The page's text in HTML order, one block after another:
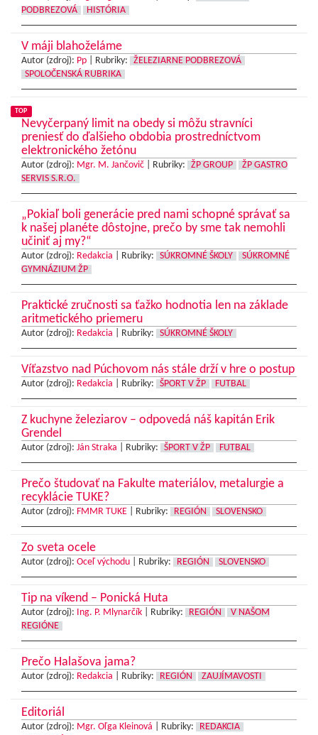
PODBREZOVÁ
HISTÓRIA
V máji blahoželáme
Autor (zdroj): Pp Rubriky:
ŽELEZIARNE PODBREZOVÁ
SPOLOČENSKÁ RUBRIKA
TOP
Nevyčerpaný limit na obedy si môžu stravníci
preniesť do ďalšieho obdobia prostredníctvom
elektronického žetónu
Autor (zdroj): Mgr. M. Jančovič Rubriky: ŽP GROUP
ŽP GASTRO
SERVIS S.R.O.
„Pokiaľ boli generácie pred nami schopné správať sa
k našej planéte dôstojne, prečo by sme tak nemohli
učiniť aj my?“
Autor (zdroj): Redakcia Rubriky: SÚKROMNÉ ŠKOLY
SÚKROMNÉ
GYMNÁZIUM ŽP
Praktické zručnosti sa ťažko hodnotia len na základe
aritmetického priemeru
Autor (zdroj): Redakcia Rubriky: SÚKROMNÉ ŠKOLY
Víťazstvo nad Púchovom nás stále drží v hre o postup
Autor (zdroj): Redakcia Rubriky: ŠPORT V ŽP FUTBAL
Z kuchyne železiarov – odpovedá náš kapitán Erik
Grendel
Autor (zdroj): Ján Straka Rubriky: ŠPORT V ŽP FUTBAL
Prečo študovať na Fakulte materiálov, metalurgie a
recyklácie TUKE?
Autor (zdroj): FMMR TUKE Rubriky: REGIÓN SLOVENSKO
Zo sveta ocele
Autor (zdroj): Oceľ východu Rubriky: REGIÓN SLOVENSKO
Tip na víkend – Ponická Huta
Autor (zdroj): Ing. P. Mlynarčík Rubriky: REGIÓN
V NAŠOM
REGIÓNE
Prečo Halašova jama?
Autor (zdroj): Redakcia Rubriky: REGIÓN ZAUJÍMAVOSTI
Editoriál
Autor (zdroj): Mgr. Oľga Kleinová Rubriky:
REDAKCIA